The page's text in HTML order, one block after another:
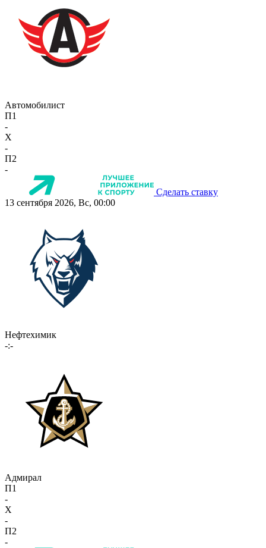
Автомобилист
П1
-
X
-
П2
-
Сделать ставку
13 сентября 2026, Вс, 00:00
Нефтехимик
-:-
Адмирал
П1
-
X
-
П2
-